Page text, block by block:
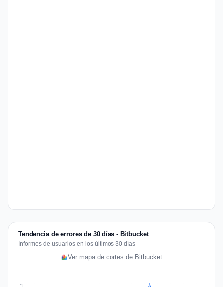
Tendencia de errores de 30 días - Bitbucket
Informes de usuarios en los últimos 30 días
Ver mapa de cortes de Bitbucket
4